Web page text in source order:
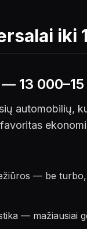
iki
13
automobilių,
— be
— mažiausiai